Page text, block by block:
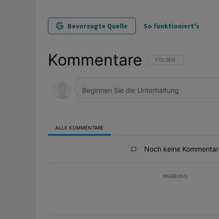
Bevorzugte Quelle So funktioniert's
Kommentare FOLGE DIESER
FOLGEN
ALLE KOMMENTARE
Noch keine
WERBUNG